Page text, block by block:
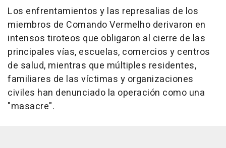
Los enfrentamientos y las represalias de los
miembros de Comando Vermelho derivaron en
intensos tiroteos que obligaron al cierre de las
principales vías, escuelas, comercios y centros
de salud, mientras que múltiples residentes,
familiares de las víctimas y organizaciones
civiles han denunciado la operación como una
"masacre".